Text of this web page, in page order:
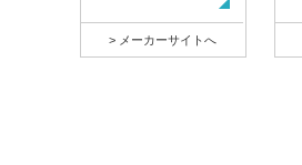
> メーカーサイトへ